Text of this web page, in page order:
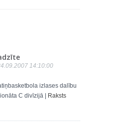
14:10:00
izlases dalību
C divīzijā |
Raksts